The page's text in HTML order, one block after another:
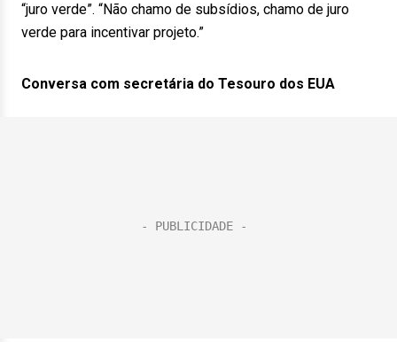
“juro verde”. “Não chamo de subsídios, chamo de juro
verde para incentivar projeto.”
Conversa com secretária do Tesouro dos EUA